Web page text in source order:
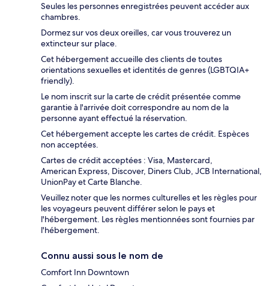
Seules les personnes enregistrées peuvent accéder aux
chambres.
Dormez sur vos deux oreilles, car vous trouverez un
extincteur sur place.
Cet hébergement accueille des clients de toutes
orientations sexuelles et identités de genres (LGBTQIA+
friendly).
Le nom inscrit sur la carte de crédit présentée comme
garantie à l'arrivée doit correspondre au nom de la
personne ayant effectué la réservation.
Cet hébergement accepte les cartes de crédit. Espèces
non acceptées.
Cartes de crédit acceptées : Visa, Mastercard,
American Express, Discover, Diners Club, JCB International,
UnionPay et Carte Blanche.
Veuillez noter que les normes culturelles et les règles pour
les voyageurs peuvent différer selon le pays et
l'hébergement. Les règles mentionnées sont fournies par
l'hébergement.
Connu aussi sous le nom de
Comfort Inn Downtown